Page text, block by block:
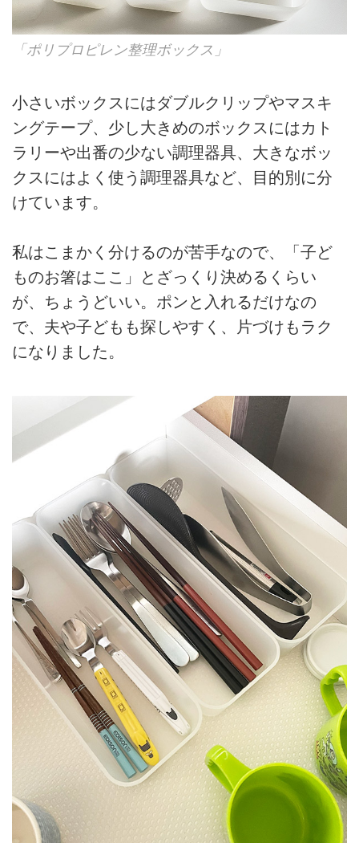
「ポリプロピレン整理ボックス」
小さいボックスにはダブルクリップやマスキ
ングテープ、少し大きめのボックスにはカト
ラリーや出番の少ない調理器具、大きなボッ
クスにはよく使う調理器具など、目的別に分
けています。
私はこまかく分けるのが苦手なので、「子ど
ものお箸はここ」とざっくり決めるくらい
が、ちょうどいい。ポンと入れるだけなの
で、夫や子どもも探しやすく、片づけもラク
になりました。